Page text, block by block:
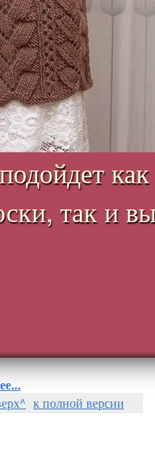
как
так и
к полной версии